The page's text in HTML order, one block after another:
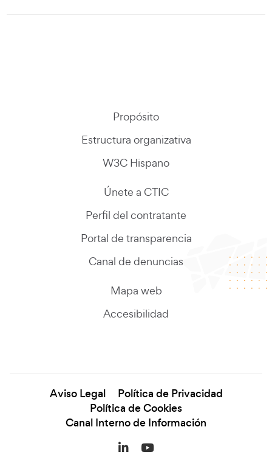
Propósito
Estructura organizativa
W3C Hispano
Únete a CTIC
Perfil del contratante
Portal de transparencia
Canal de denuncias
Mapa web
Accesibilidad
Aviso Legal
Política de Privacidad
Política de Cookies
Canal Interno de Información
LinkedIn (se abre en
YouTube (se abre